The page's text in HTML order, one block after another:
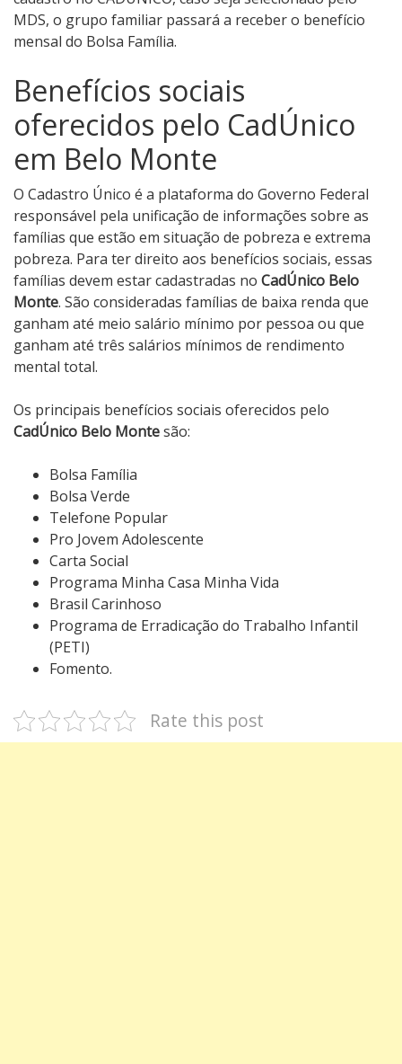
MDS, o grupo familiar passará a receber o benefício
mensal do Bolsa Família.
Benefícios sociais
oferecidos pelo CadÚnico
em Belo Monte
O Cadastro Único é a plataforma do Governo Federal
responsável pela unificação de informações sobre as
famílias que estão em situação de pobreza e extrema
pobreza. Para ter direito aos benefícios sociais, essas
famílias devem estar cadastradas no CadÚnico Belo
Monte. São consideradas famílias de baixa renda que
ganham até meio salário mínimo por pessoa ou que
ganham até três salários mínimos de rendimento
mental total.
Os principais benefícios sociais oferecidos pelo
CadÚnico Belo Montesão:
Bolsa Família
Bolsa Verde
Telefone Popular
Pro Jovem Adolescente
Carta Social
Programa Minha Casa Minha Vida
Brasil Carinhoso
Programa de Erradicação do Trabalho Infantil
(PETI)
Fomento.
Rate this post